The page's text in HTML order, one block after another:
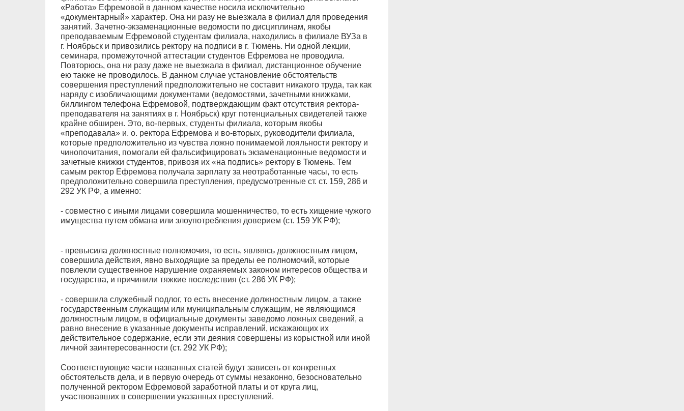
«Работа» Ефремовой в данном качестве носила исключительно
«документарный» характер. Она ни разу не выезжала в филиал для проведения
занятий. Зачетно-экзаменационные ведомости по дисциплинам, якобы
преподаваемым Ефремовой студентам филиала, находились в филиале ВУЗа в
г. Ноябрьск и привозились ректору на подписи в г. Тюмень. Ни одной лекции,
семинара, промежуточной аттестации студентов Ефремова не проводила.
Повторюсь, она ни разу даже не выезжала в филиал, дистанционное обучение
ею также не проводилось. В данном случае установление обстоятельств
совершения преступлений предположительно не составит никакого труда, так как
наряду с изобличающими документами (ведомостями, зачетными книжками,
биллингом телефона Ефремовой, подтверждающим факт отсутствия ректора-
преподавателя на занятиях в г. Ноябрьск) круг потенциальных свидетелей также
крайне обширен. Это, во-первых, студенты филиала, которым якобы
«преподавала» и. о. ректора Ефремова и во-вторых, руководители филиала,
которые предположительно из чувства ложно понимаемой лояльности ректору и
чинопочитания, помогали ей фальсифицировать экзаменационные ведомости и
зачетные книжки студентов, привозя их «на подпись» ректору в Тюмень. Тем
самым ректор Ефремова получала зарплату за неотработанные часы, то есть
предположительно совершила преступления, предусмотренные ст. ст. 159, 286 и
292 УК РФ, а именно:
- совместно с иными лицами совершила мошенничество, то есть хищение чужого
имущества путем обмана или злоупотребления доверием (ст. 159 УК РФ);
- превысила должностные полномочия, то есть, являясь должностным лицом,
совершила действия, явно выходящие за пределы ее полномочий, которые
повлекли существенное нарушение охраняемых законом интересов общества и
государства, и причинили тяжкие последствия (ст. 286 УК РФ);
- совершила служебный подлог, то есть внесение должностным лицом, а также
государственным служащим или муниципальным служащим, не являющимся
должностным лицом, в официальные документы заведомо ложных сведений, а
равно внесение в указанные документы исправлений, искажающих их
действительное содержание, если эти деяния совершены из корыстной или иной
личной заинтересованности (ст. 292 УК РФ);
Соответствующие части названных статей будут зависеть от конкретных
обстоятельств дела, и в первую очередь от суммы незаконно, безосновательно
полученной ректором Ефремовой заработной платы и от круга лиц,
участвовавших в совершении указанных преступлений.